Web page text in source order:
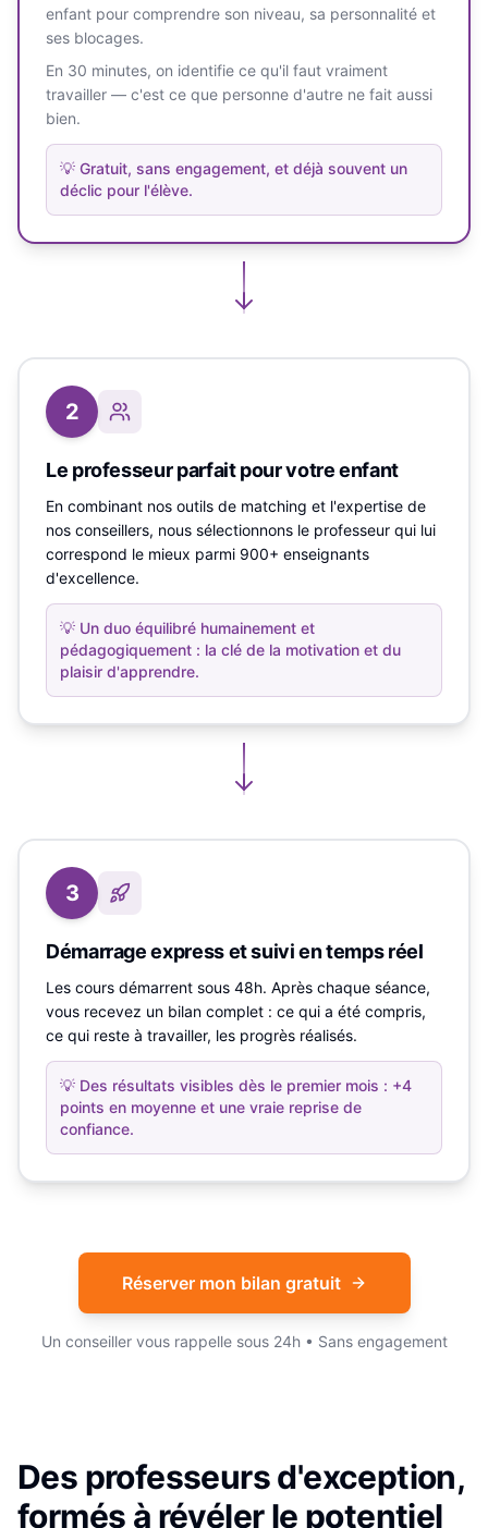
enfant pour comprendre son niveau, sa personnalité et
ses blocages.
En 30 minutes, on identifie ce qu'il faut vraiment
travailler — c'est ce que personne d'autre ne fait aussi
bien.
💡 Gratuit, sans engagement, et déjà souvent un
déclic pour l'élève.
2
Le professeur parfait pour votre enfant
En combinant nos outils de matching et l'expertise de
nos conseillers, nous sélectionnons le professeur qui lui
correspond le mieux parmi 900+ enseignants
d'excellence.
💡 Un duo équilibré humainement et
pédagogiquement : la clé de la motivation et du
plaisir d'apprendre.
3
Démarrage express et suivi en temps réel
Les cours démarrent sous 48h. Après chaque séance,
vous recevez un bilan complet : ce qui a été compris,
ce qui reste à travailler, les progrès réalisés.
💡 Des résultats visibles dès le premier mois : +4
points en moyenne et une vraie reprise de
confiance.
Réserver mon bilan gratuit
Un conseiller vous rappelle sous 24h • Sans engagement
Des professeurs d'exception,
formés à révéler le potentiel